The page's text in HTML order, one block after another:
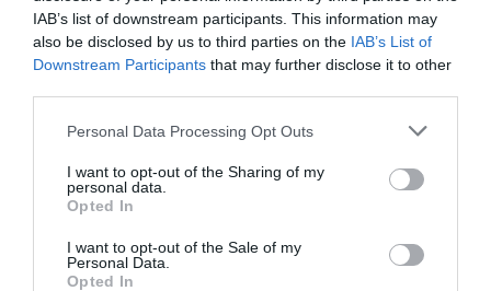
IAB’s list of downstream participants. This information may
also be disclosed by us to third parties on the IAB’s List of
Downstream Participants that may further disclose it to other
Personal Data Processing Opt Outs
I want to opt-out of the Sharing of my
personal data.
Opted In
I want to opt-out of the Sale of my
Personal Data.
Opted In
colindante y después un quitamiedos para
incorporarse a una carretera secundaria, según un
comunicado de la Policía Nacional.
Su escapada fue frustrada por una patrulla policial
que se encontraba en labores de prevención por la
zona rural y que lo localizó gracias a la descripción
facilitada por la víctima.